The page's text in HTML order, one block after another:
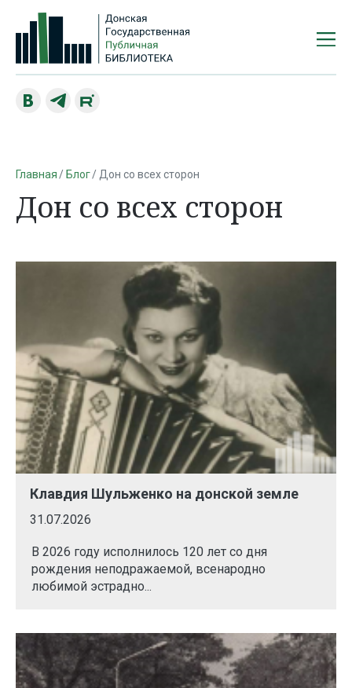
Главная Блог Дон со всех сторон
Дон со всех сторон
Клавдия Шульженко на донской земле
31.07.2026
В 2026 году исполнилось 120 лет со дня
рождения неподражаемой, всенародно
любимой эстрадно...